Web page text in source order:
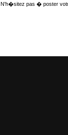
N'h�sitez pas � poster